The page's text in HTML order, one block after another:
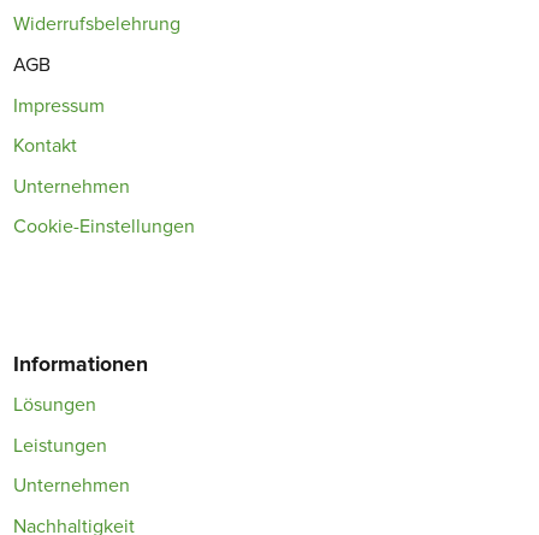
Widerrufsbelehrung
AGB
Impressum
Kontakt
Unternehmen
Cookie-Einstellungen
Informationen
Lösungen
Leistungen
Unternehmen
Nachhaltigkeit